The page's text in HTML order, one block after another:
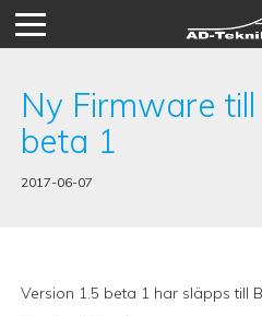
Hoppa
Ny Firmware
beta 1
2017-06-07
Version 1.5 beta 1 har släpps till